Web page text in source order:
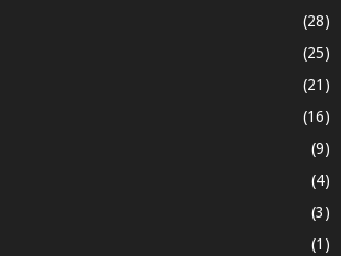
(28)
(25)
(21)
(16)
(9)
(4)
(3)
(1)